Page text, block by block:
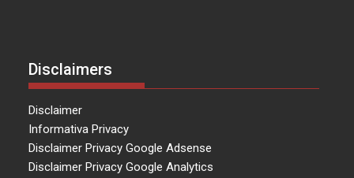
Disclaimers
Disclaimer
Informativa Privacy
Disclaimer Privacy Google Adsense
Disclaimer Privacy Google Analytics